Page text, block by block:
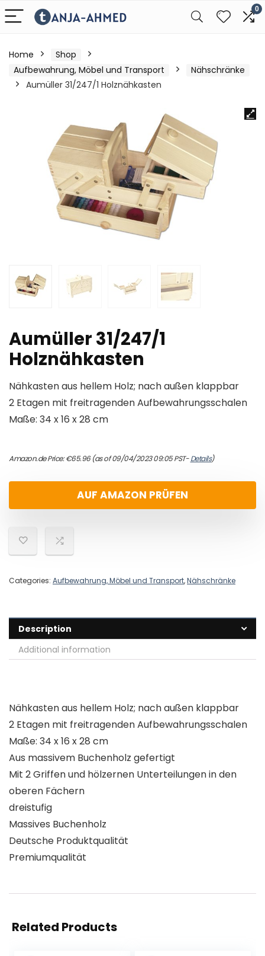
0
Home
Shop
Aufbewahrung, Möbel und Transport
Nähschränke
Aumüller 31/247/1 Holznähkasten
Aumüller 31/247/1
Holznähkasten
Nähkasten aus hellem Holz; nach außen klappbar
2 Etagen mit freitragenden Aufbewahrungsschalen
Maße: 34 x 16 x 28 cm
Amazon.de Price:€65.96(as of 09/04/2023 09:05 PST-Details)
AUF AMAZON PRÜFEN
Categories: Aufbewahrung, Möbel und Transport,Nähschränke
Description
Additional information
Nähkasten aus hellem Holz; nach außen klappbar
2 Etagen mit freitragenden Aufbewahrungsschalen
Maße: 34 x 16 x 28 cm
Aus massivem Buchenholz gefertigt
Mit 2 Griffen und hölzernen Unterteilungen in den
oberen Fächern
dreistufig
Massives Buchenholz
Deutsche Produktqualität
Premiumqualität
Related Products